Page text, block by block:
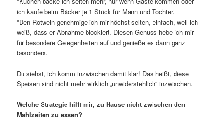
ich kaufe beim Bäcker je 1 Stück für Mann und Tochter.
*Den Rotwein genehmige ich mir höchst selten, einfach, weil ich
weiß, dass er Abnahme blockiert. Diesen Genuss hebe ich mir
für besondere Gelegenheiten auf und genieße es dann ganz
besonders.
Du siehst, ich komm inzwischen damit klar! Das heißt, diese
Speisen sind nicht mehr wirklich „unwiderstehlich“ inzwischen.
Welche Strategie hilft mir, zu Hause nicht zwischen den
Mahlzeiten zu essen?